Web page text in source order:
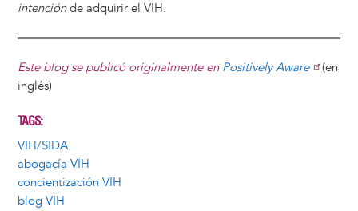
intenciónde adquirir el VIH.
Este blog se publicó originalmente en Positively Aware
(en
inglés)
TAGS
VIH/SIDA
abogacía VIH
concientización VIH
blog VIH